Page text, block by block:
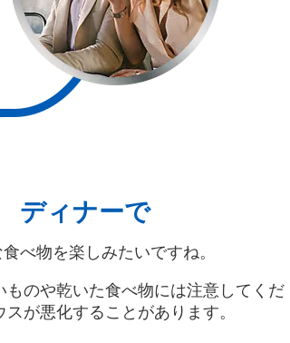
ディナーで
べ物を楽しみたいですね。
ものや乾いた食べ物には注意してくだ
が悪化することがあります。